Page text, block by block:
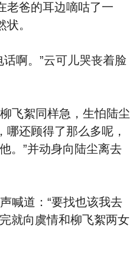
老爸的耳边嘀咕了一
。
。”云可儿哭丧着脸
絮同样急，生怕陆尘
还顾得了那么多呢，
。”并动身向陆尘离去
道：“要找也该我去
就向虞情和柳飞絮两女